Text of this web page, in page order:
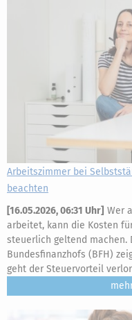
Arbeitszimmer bei
beachten
[16.05.2026, 06:31 Uhr] Wer
arbeitet, kann die Kosten
steuerlich geltend machen.
Bundesfinanzhofs (BFH)
geht der Steuervorteil